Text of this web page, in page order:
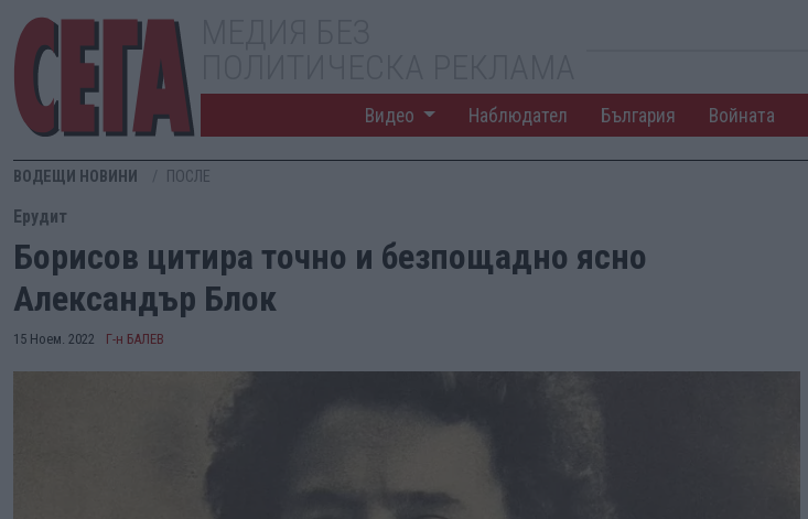
Видео Наблюдател България Войната
ВОДЕЩИ НОВИНИ ПОСЛЕ
Ерудит
Борисов цитира точно и безпощадно ясно
Александър Блок
15 Ноем. 2022 Г-н БАЛЕВ